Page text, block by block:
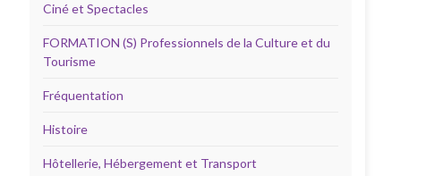
Ciné et Spectacles
FORMATION (S) Professionnels de la Culture et du
Tourisme
Fréquentation
Histoire
Hôtellerie, Hébergement et Transport